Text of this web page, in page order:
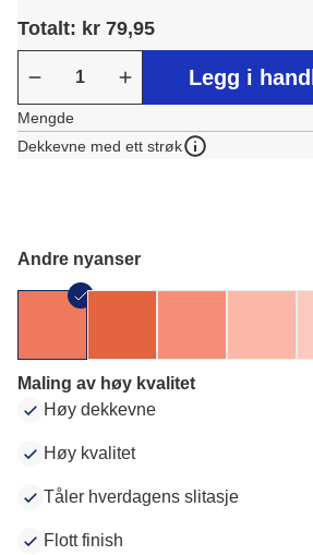
Totalt: kr 79,95
Legg i
Mengde
Dekkevne med ett strøk
Andre nyanser
Maling av høy kvalitet
Høy dekkevne
Høy kvalitet
Tåler hverdagens slitasje
Flott finish